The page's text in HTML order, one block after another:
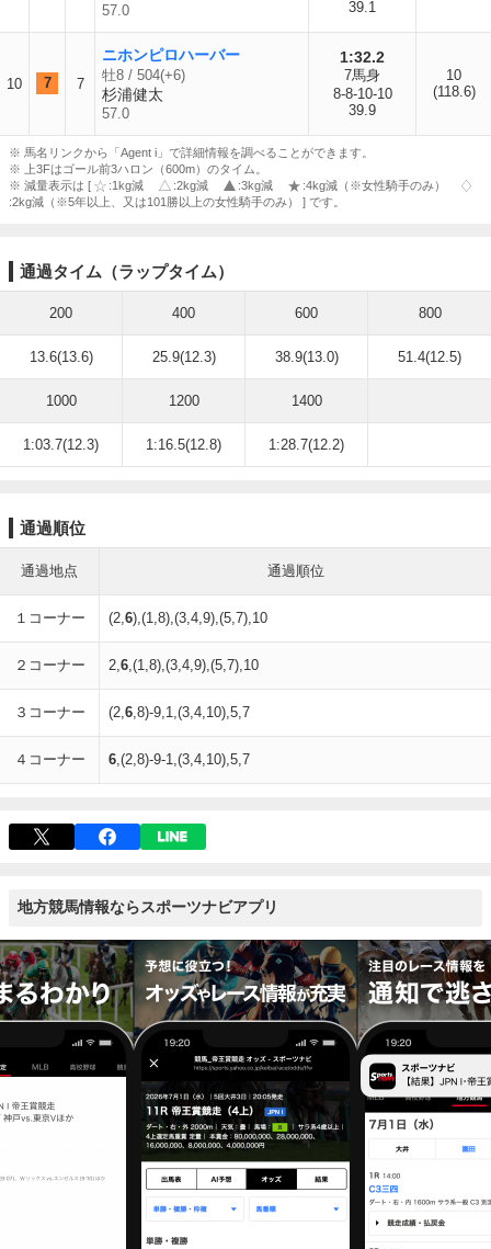
57.0 39.1
10 7 7
ニホンピロハーバー
牡8 / 504(+6)
杉浦健太
57.0
1:32.2
7馬身
8-8-10-10
39.9
10
(118.6)
※ 馬名リンクから「Agent i」で詳細情報を調べることができます。
※ 上3Fはゴール前3ハロン（600m）のタイム。
※ 減量表示は [
:1kg減 :2kg減 :3kg減
:4kg減（※女性騎手のみ）
:2kg減（※5年以上、又は101勝以上の女性騎手のみ） ] です。
通過タイム（ラップタイム）
200 400 600 800
13.6(13.6) 25.9(12.3) 38.9(13.0) 51.4(12.5)
1000 1200 1400
1:03.7(12.3) 1:16.5(12.8) 1:28.7(12.2)
通過順位
通過地点 通過順位
１コーナー (2,6),(1,8),(3,4,9),(5,7),10
２コーナー 2,6,(1,8),(3,4,9),(5,7),10
３コーナー (2,6,8)-9,1,(3,4,10),5,7
４コーナー 6,(2,8)-9-1,(3,4,10),5,7
地方競馬情報ならスポーツナビアプリ